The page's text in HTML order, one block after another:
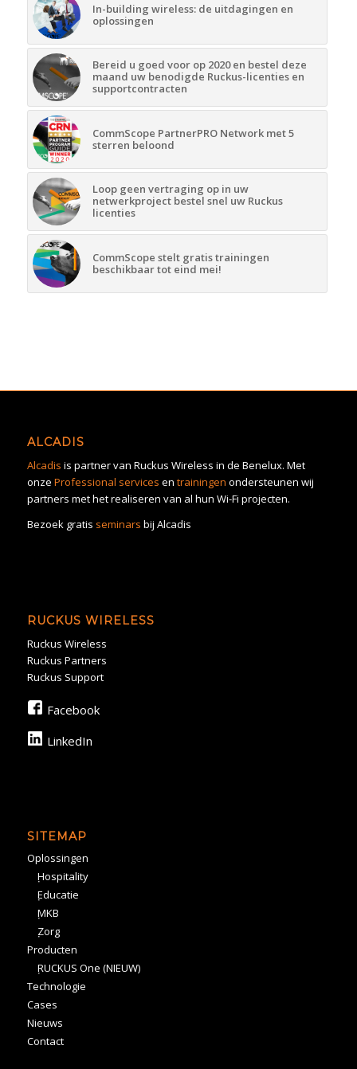
In-building wireless: de uitdagingen en
oplossingen
Bereid u goed voor op 2020 en bestel deze
maand uw benodigde Ruckus-licenties en
supportcontracten
CommScope PartnerPRO Network met 5
sterren beloond
Loop geen vertraging op in uw
netwerkproject bestel snel uw Ruckus
licenties
CommScope stelt gratis trainingen
beschikbaar tot eind mei!
ALCADIS
Alcadis is partner van Ruckus Wireless in de Benelux. Met
onze Professional services en trainingen ondersteunen wij
partners met het realiseren van al hun Wi-Fi projecten.
Bezoek gratis seminars bij Alcadis
RUCKUS WIRELESS
Ruckus Wireless
Ruckus Partners
Ruckus Support
Facebook
LinkedIn
SITEMAP
Oplossingen
Hospitality
Educatie
MKB
Zorg
Producten
RUCKUS One (NIEUW)
Technologie
Cases
Nieuws
Contact